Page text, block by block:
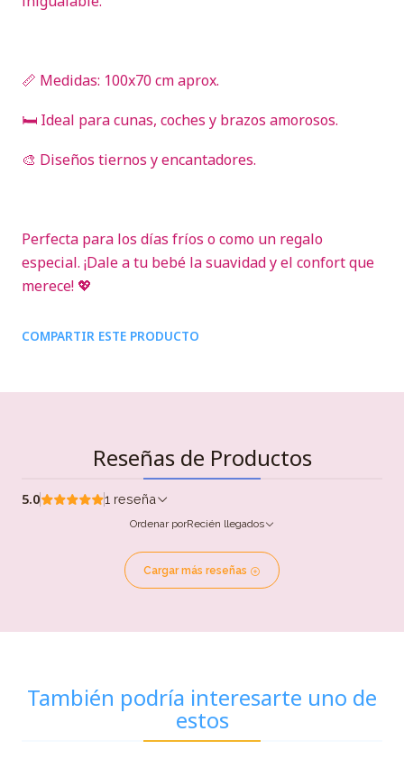
📏 Medidas: 100x70 cm aprox.
🛏️ Ideal para cunas, coches y brazos amorosos.
🎨 Diseños tiernos y encantadores.
Perfecta para los días fríos o como un regalo
especial. ¡Dale a tu bebé la suavidad y el confort que
merece! 💖
COMPARTIR ESTE PRODUCTO
Reseñas de Productos
5.0 1 reseña
Ordenar porRecién llegados
Cargar más reseñas
También podría interesarte uno de
estos